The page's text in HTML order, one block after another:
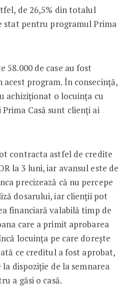
de 26,5% din totalul
stat pentru programul Prima
58.000 de case au fost
acest program. În consecință,
achiziționat o locuința cu
Casă sunt clienți ai
contracta astfel de credite
la 3 luni, iar avansul este de
precizează că nu percepe
dosarului, iar clienții pot
financiară valabilă timp de
care a primit aprobarea
locuința pe care dorește
ce creditul a fost aprobat,
la dispoziție de la semnarea
a găsi o casă.